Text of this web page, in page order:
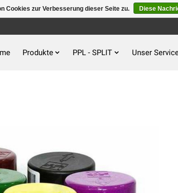
Produkte PPL - SPLIT Unser
Cookies zur Verbesserung dieser Seite zu. Diese